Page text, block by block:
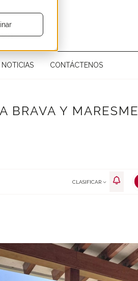
NOTICIAS CONTÁCTENOS
BRAVA Y MARESME
CLASIFICAR